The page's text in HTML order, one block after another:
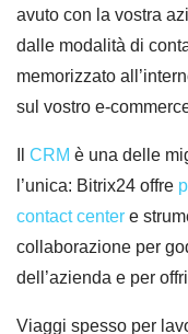
avuto con la vostra
dalle modalità di
memorizzato
sul vostro e-
CRM è una delle
l’unica: Bitrix24 offre
contact center e
collaborazione per
dell’azienda e per
Viaggi spesso per